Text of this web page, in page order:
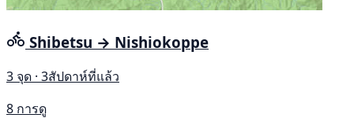
Shibetsu → Nishiokoppe
3 จุด · 3สัปดาห์ที่แล้ว
8 การดู